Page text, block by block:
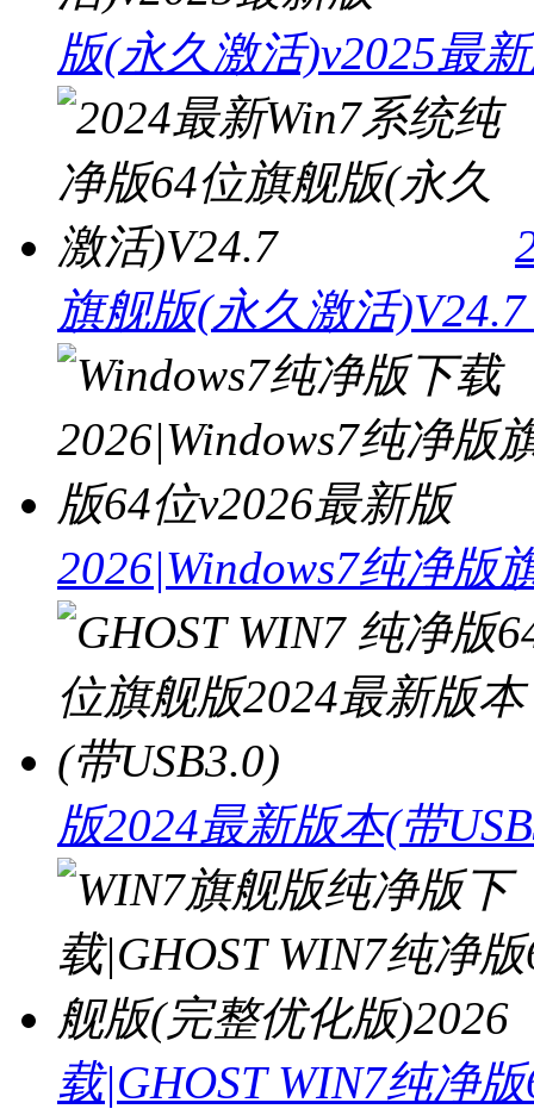
版(永久激活)v2025最
旗舰版(永久激活
2026|Windows7纯净版
版2024最新版本(带
载|GHOST WIN7纯净